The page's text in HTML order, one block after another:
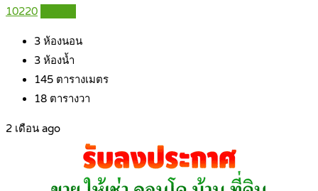
10220
3 ห้องนอน
3 ห้องน้ำ
145 ตารางเมตร
18 ตารางวา
2 เดือน ago